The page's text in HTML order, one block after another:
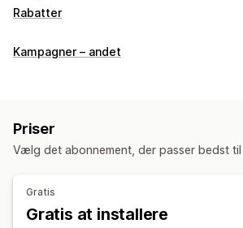
Rabatter
Rabattyper
Masserabatter
Leveringspriser Rabatter i indkøbskurv
Tidsbegrænsede tilbud
Krydssalgsrabatter
Pop op-vinduer
Kampagner – andet
Priser
Vælg det abonnement, der passer bedst til
Gratis
Gratis at installere